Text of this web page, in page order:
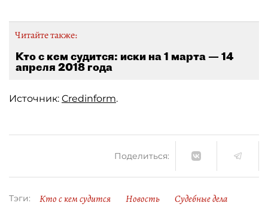
Читайте также:
Кто с кем судится: иски на 1 марта — 14
апреля 2018 года
Источник: Credinform.
Поделиться:
Тэги: Кто с кем судится Новость
Судебные дела